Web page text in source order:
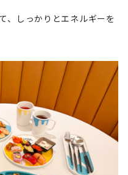
、しっかりとエネルギーを